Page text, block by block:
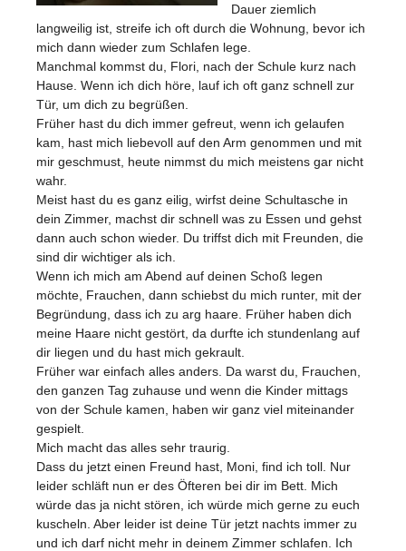
Dauer ziemlich
langweilig ist, streife ich oft durch die Wohnung, bevor ich
mich dann wieder zum Schlafen lege.
Manchmal kommst du, Flori, nach der Schule kurz nach
Hause. Wenn ich dich höre, lauf ich oft ganz schnell zur
Tür, um dich zu begrüßen.
Früher hast du dich immer gefreut, wenn ich gelaufen
kam, hast mich liebevoll auf den Arm genommen und mit
mir geschmust, heute nimmst du mich meistens gar nicht
wahr.
Meist hast du es ganz eilig, wirfst deine Schultasche in
dein Zimmer, machst dir schnell was zu Essen und gehst
dann auch schon wieder. Du triffst dich mit Freunden, die
sind dir wichtiger als ich.
Wenn ich mich am Abend auf deinen Schoß legen
möchte, Frauchen, dann schiebst du mich runter, mit der
Begründung, dass ich zu arg haare. Früher haben dich
meine Haare nicht gestört, da durfte ich stundenlang auf
dir liegen und du hast mich gekrault.
Früher war einfach alles anders. Da warst du, Frauchen,
den ganzen Tag zuhause und wenn die Kinder mittags
von der Schule kamen, haben wir ganz viel miteinander
gespielt.
Mich macht das alles sehr traurig.
Dass du jetzt einen Freund hast, Moni, find ich toll. Nur
leider schläft nun er des Öfteren bei dir im Bett. Mich
würde das ja nicht stören, ich würde mich gerne zu euch
kuscheln. Aber leider ist deine Tür jetzt nachts immer zu
und ich darf nicht mehr in deinem Zimmer schlafen. Ich